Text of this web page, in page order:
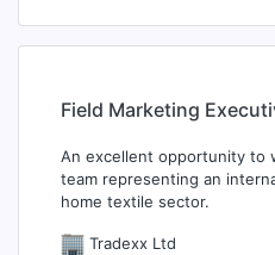
Field Marketing
An excellent opportunity to
team representing an
home textile sector.
Tradexx Ltd